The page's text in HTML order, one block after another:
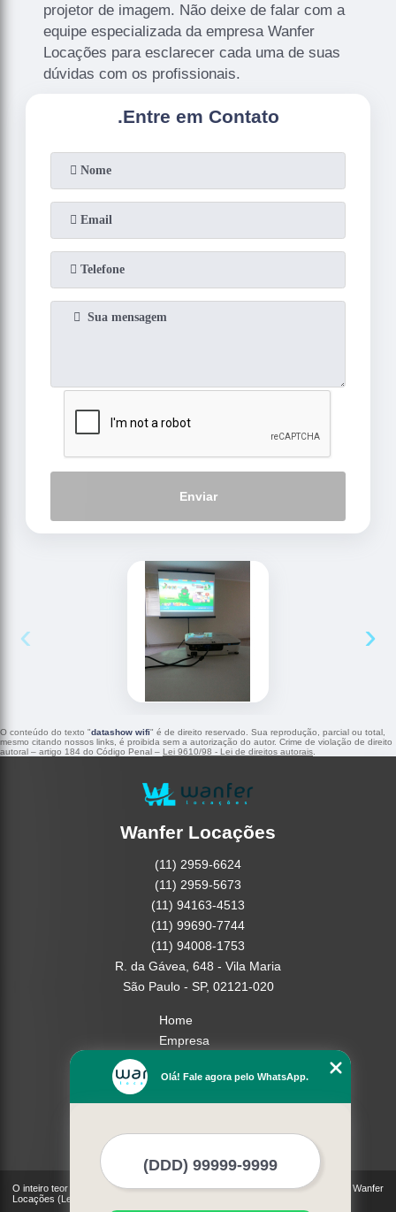
projetor de imagem. Não deixe de falar com a
equipe especializada da empresa Wanfer
Locações para esclarecer cada uma de suas
dúvidas com os profissionais.
.Entre em Contato
Enviar
‹ ›
O conteúdo do texto "datashow wifi" é de direito reservado. Sua reprodução, parcial ou total,
mesmo citando nossos links, é proibida sem a autorização do autor. Crime de violação de direito
autoral – artigo 184 do Código Penal – Lei 9610/98 - Lei de direitos autorais
Wanfer Locações
(11) 2959-6624
(11) 2959-5673
(11) 94163-4513
(11) 99690-7744
(11) 94008-1753
R. da Gávea, 648 - Vila Maria
São Paulo - SP, 02121-020
Home
Empresa
Serviços
Contato
O inteiro teor deste site está sujeito à proteção de direitos autorais. Copyright© Wanfer
Locações (Lei 9610 de 19/02/1998)
Olá! Fale agora pelo WhatsApp.